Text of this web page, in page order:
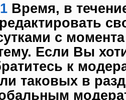
Время, в
с
Если Вы
к
таковых в